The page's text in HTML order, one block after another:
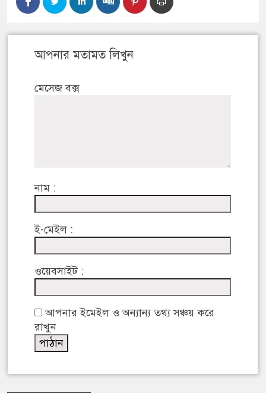
আপনার মতামত লিখুন
মেসেজ বক্স
নাম :
ই-মেইল :
ওয়েবসাইট :
আপনার ইমেইল ও অন্যান্য তথ্য সঞ্চয় করে
রাখুন